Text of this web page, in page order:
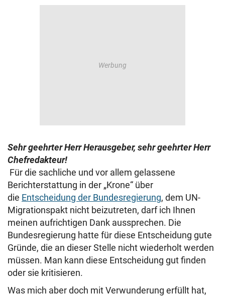
Sehr geehrter Herr Herausgeber, sehr geehrter Herr
Chefredakteur!
Für die sachliche und vor allem gelassene
Berichterstattung in der „Krone“ über
die Entscheidung der Bundesregierung, dem UN-
Migrationspakt nicht beizutreten, darf ich Ihnen
meinen aufrichtigen Dank aussprechen. Die
Bundesregierung hatte für diese Entscheidung gute
Gründe, die an dieser Stelle nicht wiederholt werden
müssen. Man kann diese Entscheidung gut finden
oder sie kritisieren.
Was mich aber doch mit Verwunderung erfüllt hat,